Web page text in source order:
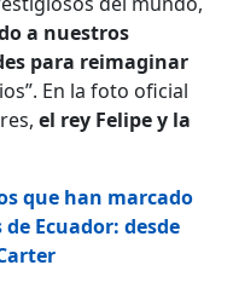
a nuestros
para reimaginar
En la foto oficial
el rey Felipe y la
que han marcado
Ecuador: desde